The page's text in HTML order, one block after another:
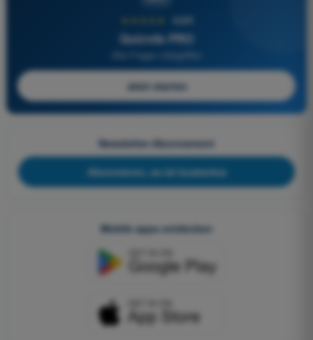
4,6/5
Quizvds PRO
Alle Fragen inbegriffen
Jetzt starten
Newsletter-Abonnement
Abonnieren, es ist kostenlos
Mobile apps entdecken